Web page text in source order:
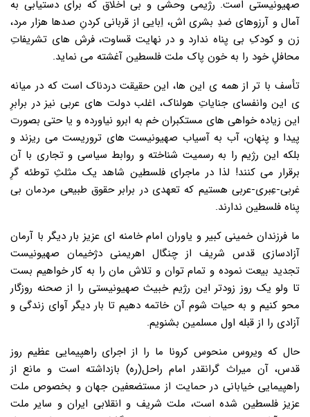
صهیونیستی است. رژیمی وحشی و بی اخلاق که برای دستیابی به
آمال و آرزوهای ضدِ بشری اش، اِبایی از قربانی کردنِ صدها هزار مرد،
زن و کودکِ بی پناه ندارد و در نهایت قساوت، فرش های تشریفاتِ
محافلِ خود را به خون پاک ملت فلسطین آغشته می نماید.
تأسف با تر از همه ی این ها، این حقیقت دردناک است که در میانه
ی این وانفسای جنایاتِ هولناک، اغلب دولت های عربی نیز در برابرِ
این زیاده خواهی های مستکبران خم به ابرو نیاورده و یا حتی بصورت
پیدا و پنهان، آب به آسیاب صهیونیست های تروریست می ریزند و
بلکه این رژیم را به رسمیت شناخته و روابط سیاسی و تجاری با آن
برقرار می کنند! لذا در ماجرای فلسطین شاهد یک مثلثِ توطئه گرِ
غربی-عِبری-عربی هستیم که تعهدی در برابر حقوق طبیعی مردمان بی
پناه فلسطین ندارند.
ما فرزندان خمینی کبیر و یاوران امام خامنه ای عزیز بار دیگر با آرمان
آزادسازی قدس شریف از چنگال اهریمنی دژخیمان صهیونیست
تجدید بیعت نموده و تمام توان و تلاش مان را به کار خواهیم بست
تا ولو یک روز زودتر این رژیم خبیث صهیونیستی را از صحنه روزگار
محو کنیم و به حیات شوم آن خاتمه دهیم تا بار دیگر آوای زندگی و
آزادی را از قبله اول مسلمین بشنویم.
حال که ویروس منحوس کرونا ما را از اجرای راهپیمایی عظیم روز
قدس، آن میراث گرانقدر امام راحل(ره) بازداشته است و مانع از
راهپیمایی خیابانی در حمایت از مستضعفین جهان و بخصوص ملت
عزیز فلسطین شده است، ملت شریف و انقلابی ایران و سایر ملت